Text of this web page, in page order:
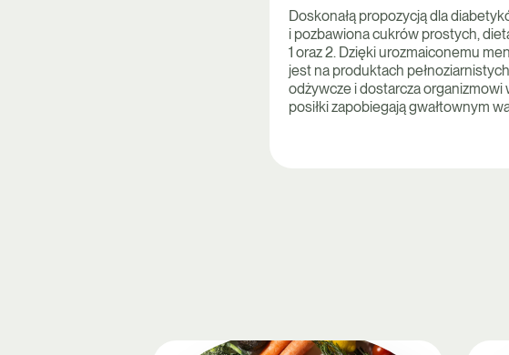
Doskonałą propozycją dla
i pozbawiona cukrów prostych,
1 oraz 2. Dzięki urozmaiconemu
jest na produktach
odżywcze i dostarcza
posiłki zapobiegają gwałtownym